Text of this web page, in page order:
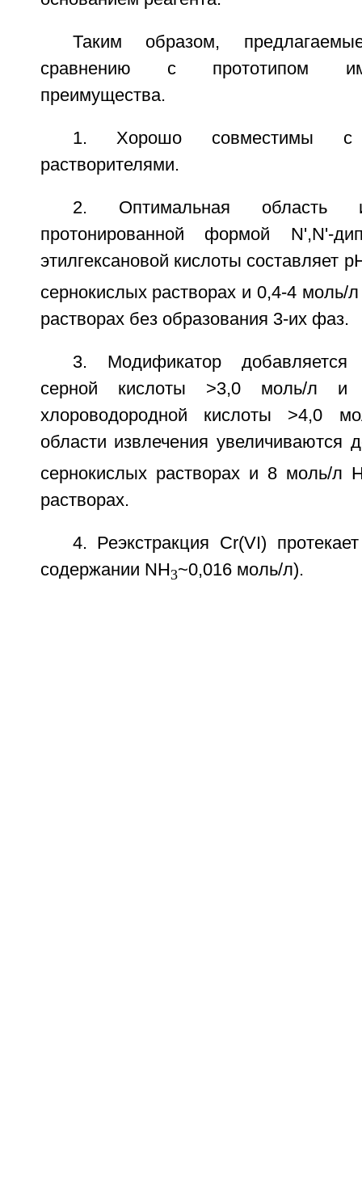
Таким образом,
сравнению с прототипом
преимущества.
1. Хорошо совместимы с
растворителями.
2. Оптимальная область
протонированной формой N',N'-
этилгексановой кислоты составляет
сернокислых растворах и 0,4-4 моль/
растворах без образования 3-их фаз.
3. Модификатор добавляется
серной кислоты >3,0 моль/л и
хлороводородной кислоты >4,0
области извлечения увеличиваются
сернокислых растворах и 8 моль/л
растворах.
4. Реэкстракция Cr(VI)
содержании NH 3~0,016 моль/л).